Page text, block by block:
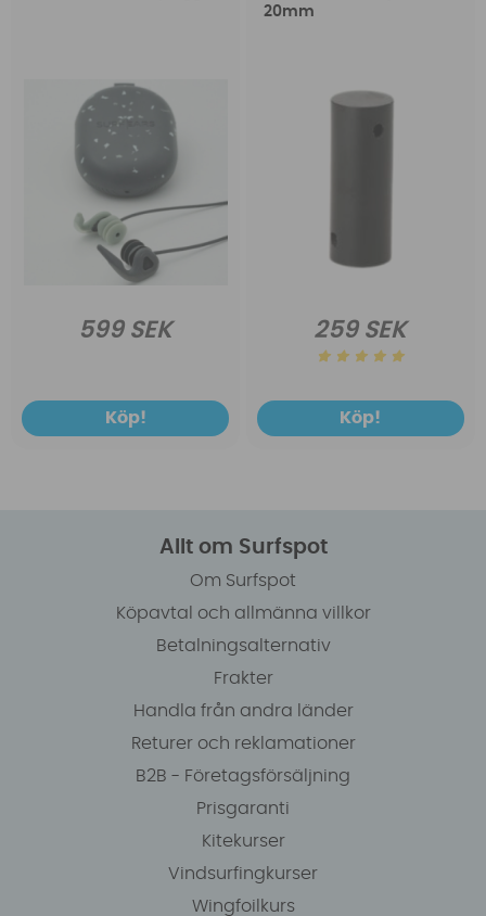
599 SEK
Köp!
20mm
259 SEK
Köp!
Allt om Surfspot
Om Surfspot
Köpavtal och allmänna villkor
Betalningsalternativ
Frakter
Handla från andra länder
Returer och reklamationer
B2B - Företagsförsäljning
Prisgaranti
Kitekurser
Vindsurfingkurser
Wingfoilkurs